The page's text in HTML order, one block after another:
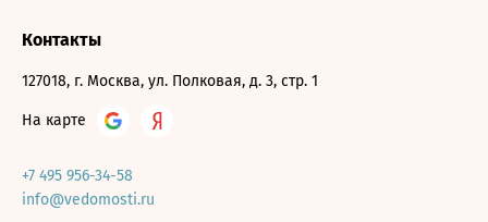
Контакты
127018, г. Москва, ул. Полковая, д. 3, стр. 1
На карте
+7 495 956-34-58
info@vedomosti.ru